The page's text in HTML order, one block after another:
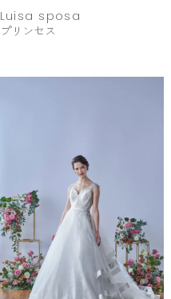
Luisa sposa
プリンセス